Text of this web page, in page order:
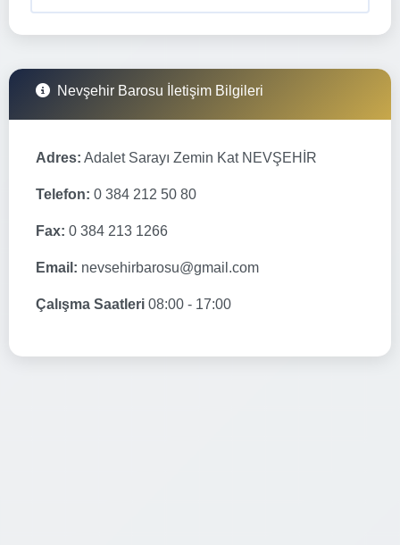
Nevşehir Barosu İletişim Bilgileri
Adres: Adalet Sarayı Zemin Kat NEVŞEHİR
Telefon: 0 384 212 50 80
Fax: 0 384 213 1266
Email: nevsehirbarosu@gmail.com
Çalışma Saatleri 08:00 - 17:00